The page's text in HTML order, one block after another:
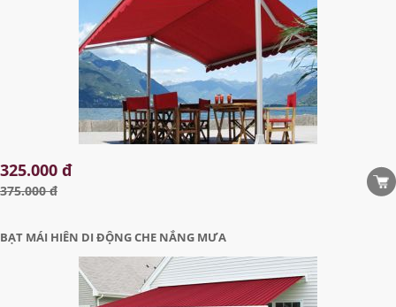
325.000 đ
375.000 đ
BẠT MÁI HIÊN DI ĐỘNG CHE NẮNG MƯA